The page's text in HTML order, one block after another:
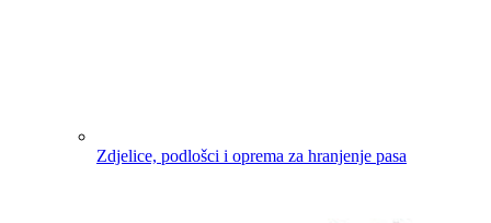
Zdjelice, podlošci i oprema za hranjenje pasa